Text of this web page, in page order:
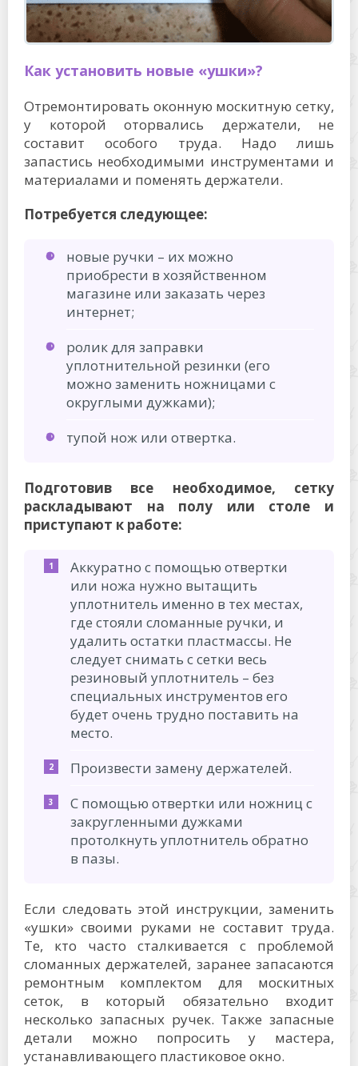
Как установить новые «ушки»?
Отремонтировать оконную москитную сетку,
у которой оторвались держатели, не
составит особого труда. Надо лишь
запастись необходимыми инструментами и
материалами и поменять держатели.
Потребуется следующее:
новые ручки – их можно
приобрести в хозяйственном
магазине или заказать через
интернет;
ролик для заправки
уплотнительной резинки (его
можно заменить ножницами с
округлыми дужками);
тупой нож или отвертка.
Подготовив все необходимое, сетку
раскладывают на полу или столе и
приступают к работе:
Аккуратно с помощью отвертки
или ножа нужно вытащить
уплотнитель именно в тех местах,
где стояли сломанные ручки, и
удалить остатки пластмассы. Не
следует снимать с сетки весь
резиновый уплотнитель – без
специальных инструментов его
будет очень трудно поставить на
место.
Произвести замену держателей.
С помощью отвертки или ножниц с
закругленными дужками
протолкнуть уплотнитель обратно
в пазы.
Если следовать этой инструкции, заменить
«ушки» своими руками не составит труда.
Те, кто часто сталкивается с проблемой
сломанных держателей, заранее запасаются
ремонтным комплектом для москитных
сеток, в который обязательно входит
несколько запасных ручек. Также запасные
детали можно попросить у мастера,
устанавливающего пластиковое окно.